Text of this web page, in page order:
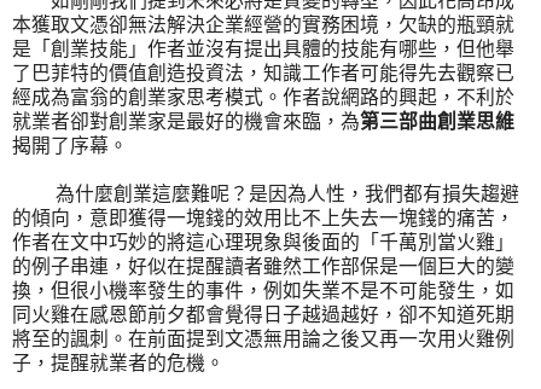
本獲取文憑卻無法解決企業經營的實務困境，欠缺的瓶頸就
是「創業技能」作者並沒有提出具體的技能有哪些，但他舉
了巴菲特的價值創造投資法，知識工作者可能得先去觀察已
經成為富翁的創業家思考模式。作者說網路的興起，不利於
就業者卻對創業家是最好的機會來臨，為第三部曲創業思維
揭開了序幕。
為什麼創業這麼難呢？是因為人性，我們都有損失趨避
的傾向，意即獲得一塊錢的效用比不上失去一塊錢的痛苦，
作者在文中巧妙的將這心理現象與後面的「千萬別當火雞」
的例子串連，好似在提醒讀者雖然工作部保是一個巨大的變
換，但很小機率發生的事件，例如失業不是不可能發生，如
同火雞在感恩節前夕都會覺得日子越過越好，卻不知道死期
將至的諷刺。在前面提到文憑無用論之後又再一次用火雞例
子，提醒就業者的危機。